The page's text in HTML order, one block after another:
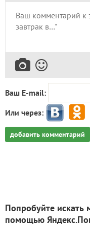
Ваш E-mail:
Или через:
добавить комментарий
Попробуйте искать
помощью